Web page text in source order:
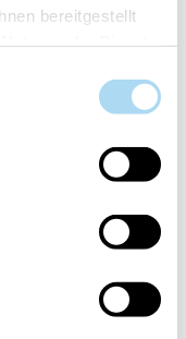
bereitgestellt
et moderne.
en fond évoquent
la nature.